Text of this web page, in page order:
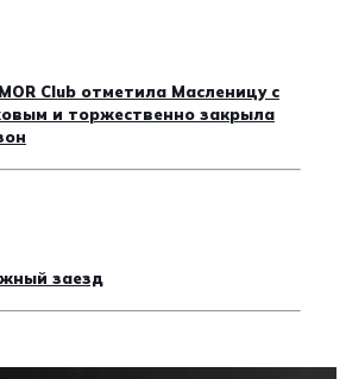
Club отметила Масленицу с
и торжественно закрыла
заезд